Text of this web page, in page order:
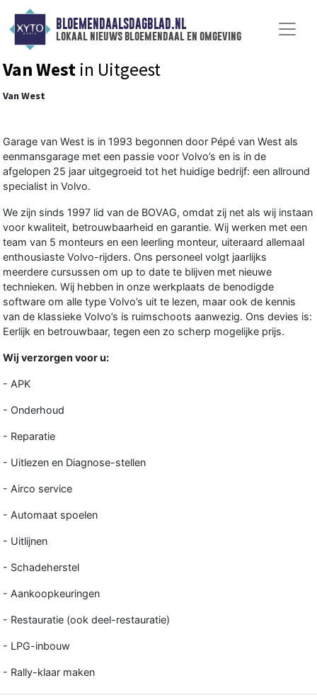
BLOEMENDAALSDAGBLAD.NL
lokaal nieuws bloemendaal en omgeving
Van West in Uitgeest
Van West
Garage van West is in 1993 begonnen door Pépé van West als
eenmansgarage met een passie voor Volvo’s en is in de
afgelopen 25 jaar uitgegroeid tot het huidige bedrijf: een allround
specialist in Volvo.
We zijn sinds 1997 lid van de BOVAG, omdat zij net als wij instaan
voor kwaliteit, betrouwbaarheid en garantie. Wij werken met een
team van 5 monteurs en een leerling monteur, uiteraard allemaal
enthousiaste Volvo-rijders. Ons personeel volgt jaarlijks
meerdere cursussen om up to date te blijven met nieuwe
technieken. Wij hebben in onze werkplaats de benodigde
software om alle type Volvo’s uit te lezen, maar ook de kennis
van de klassieke Volvo’s is ruimschoots aanwezig. Ons devies is:
Eerlijk en betrouwbaar, tegen een zo scherp mogelijke prijs.
Wij verzorgen voor u:
- APK
- Onderhoud
- Reparatie
- Uitlezen en Diagnose-stellen
- Airco service
- Automaat spoelen
- Uitlijnen
- Schadeherstel
- Aankoopkeuringen
- Restauratie (ook deel-restauratie)
- LPG-inbouw
- Rally-klaar maken